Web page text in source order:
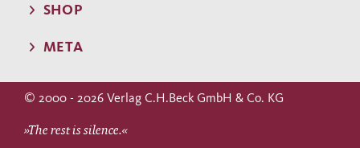
SHOP
META
© 2000 - 2026 Verlag C.H.Beck GmbH & Co. KG
»The rest is silence.«